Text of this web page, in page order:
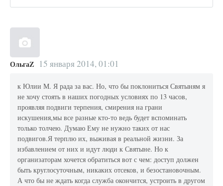
ОльгаZ 15 января 2014, 01:01
к Юлии М. Я рада за вас. Но, что бы поклониться Святыням я
не хочу стоять в наших погодных условиях по 13 часов,
проявляя подвиги терпения, смирения на грани
искушения,мы все разные кто-то ведь будет вспоминать
только толчею. Думаю Ему не нужно таких от нас
подвигов.Я терплю их, выживая в реальной жизни. За
избавлением от них и идут люди к Святыне. Но к
организаторам хочется обратиться вот с чем: доступ должен
быть круглосуточным, никаких отсеков, и безостановочным.
А что бы не ждать когда служба окончится, устроить в другом